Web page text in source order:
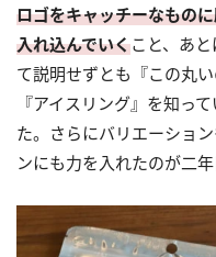
ロゴをキャッチーなもの
入れ込んでいくこと、あ
て説明せずとも『この丸
『アイスリング』を知っ
た。さらにバリエーショ
ンにも力を入れたのが二年